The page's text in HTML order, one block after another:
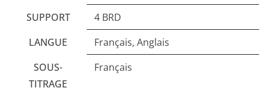
SUPPORT
4 BRD
LANGUE
Français, Anglais
SOUS-
TITRAGE
Français